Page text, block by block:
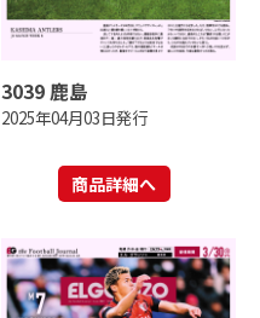
3039 鹿島
2025年04月03日発行
商品詳細へ